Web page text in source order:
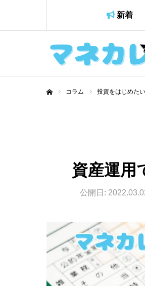
新着
コラム 投資をはじめたい
資産運用
公開日: